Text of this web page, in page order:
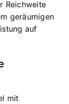
Reichweite
geräumigen
auf
mit